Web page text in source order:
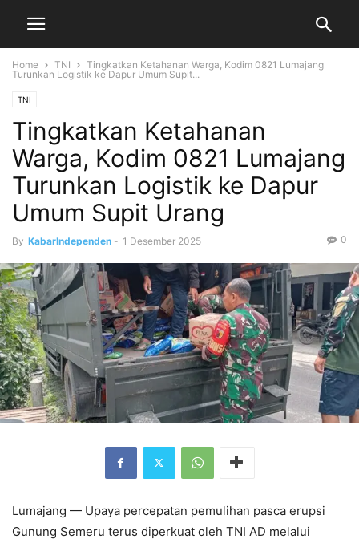
Home TNI
Tingkatkan Ketahanan Warga, Kodim 0821 Lumajang
Turunkan Logistik ke Dapur Umum Supit...
TNI
Tingkatkan Ketahanan
Warga, Kodim 0821 Lumajang
Turunkan Logistik ke Dapur
Umum Supit Urang
By KabarIndependen - 1 Desember 2025 0
Lumajang — Upaya percepatan pemulihan pasca erupsi
Gunung Semeru terus diperkuat oleh TNI AD melalui